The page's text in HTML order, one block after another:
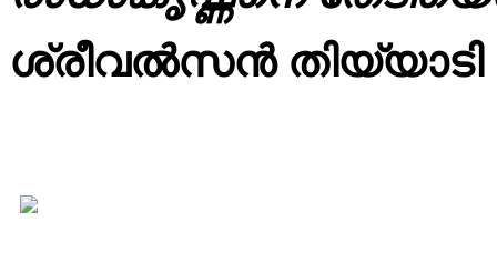
ശ്രീവൽസൻ തിയ്യാടി